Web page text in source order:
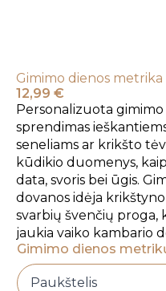
Gimimo dienos metrika
12,99 €
Personalizuota
sprendimas
seneliams ar krikšto
kūdikio duomenys,
data, svoris bei ūgis.
dovanos idėja
svarbių švenčių proga,
jaukia vaiko kambario
Gimimo dienos